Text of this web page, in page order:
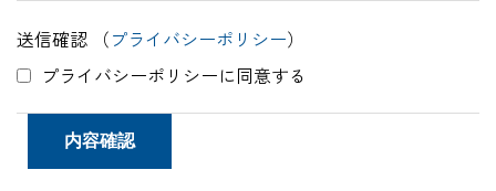
送信確認 （プライバシーポリシー）
プライバシーポリシーに同意する